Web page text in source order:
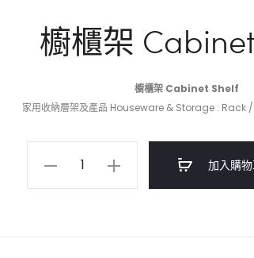
櫥櫃架
櫥櫃架 Cabinet Shelf
家用收納層架及產品 Houseware & Storage : Rack
加入購